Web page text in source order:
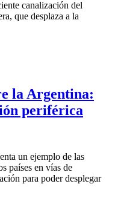
canalización del
que desplaza a la
la Argentina:
periférica
un ejemplo de las
países en vías de
para poder desplegar